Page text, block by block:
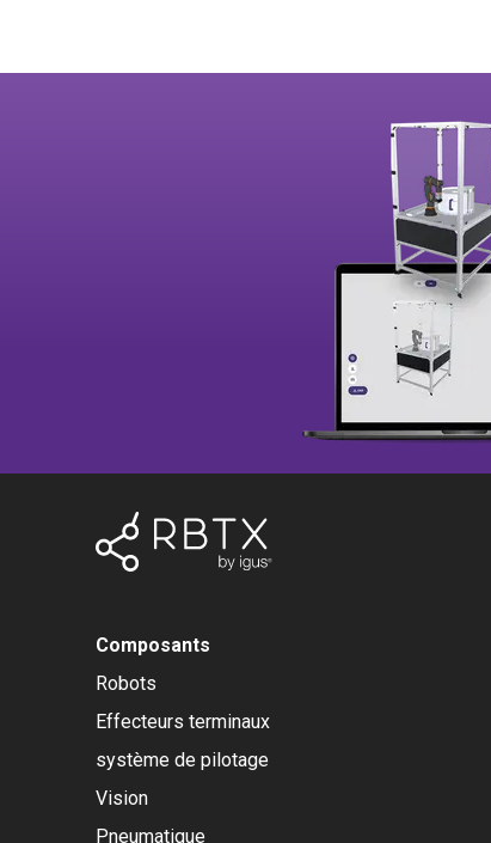
Composants
Robots
Effecteurs terminaux
système de pilotage
Vision
Pneumatique